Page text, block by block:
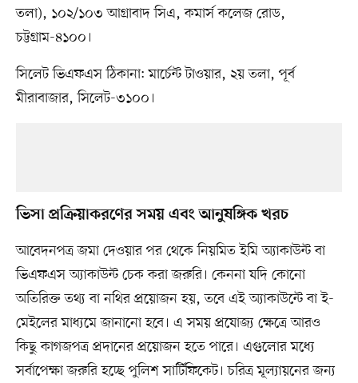
তলা), ১০২/১০৩ আগ্রাবাদ সিএ, কমার্স কলেজ রোড,
চট্টগ্রাম-৪১০০।
সিলেট ভিএফএস ঠিকানা: মার্চেন্ট টাওয়ার, ২য় তলা, পূর্ব
মীরাবাজার, সিলেট-৩১০০।
ভিসা প্রক্রিয়াকরণের সময় এবং আনুষঙ্গিক খরচ
আবেদনপত্র জমা দেওয়ার পর থেকে নিয়মিত ইমি অ্যাকাউন্ট বা
ভিএফএস অ্যাকাউন্ট চেক করা জরুরি। কেননা যদি কোনো
অতিরিক্ত তথ্য বা নথির প্রয়োজন হয়, তবে এই অ্যাকাউন্টে বা ই-
মেইলের মাধ্যমে জানানো হবে। এ সময় প্রযোজ্য ক্ষেত্রে আরও
কিছু কাগজপত্র প্রদানের প্রয়োজন হতে পারে। এগুলোর মধ্যে
সর্বাপেক্ষা জরুরি হচ্ছে পুলিশ সার্টিফিকেট। চরিত্র মূল্যায়নের জন্য